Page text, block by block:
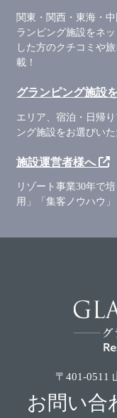
関東・関西・東海・
ランピング施設をネ
した方のクチコミや
載！
グランピング施設
エリア、宿泊・日帰
ング施設をお選びい
施設運営者様へ
リゾート事業30年で
用」「集客ノウハウ
〒401-0511
お問い